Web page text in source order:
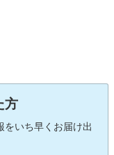
方
をいち早くお届け出